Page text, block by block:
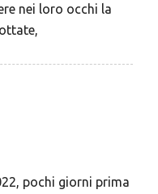
nei loro occhi la
pochi giorni prima